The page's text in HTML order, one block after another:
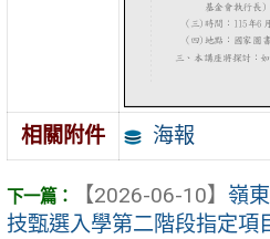
相關附件 海報
【2026-06-10】 嶺
技甄選入學第二階段指定項